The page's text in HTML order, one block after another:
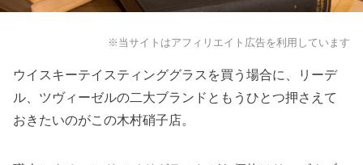
※当サイトはアフィリエイト広告を利用しています
ウイスキーテイスティンググラスを買う場合に、リーデ
ル、ツヴィーゼルの二大ブランドともうひとつ押さえて
おきたいのがこの木村硝子店。